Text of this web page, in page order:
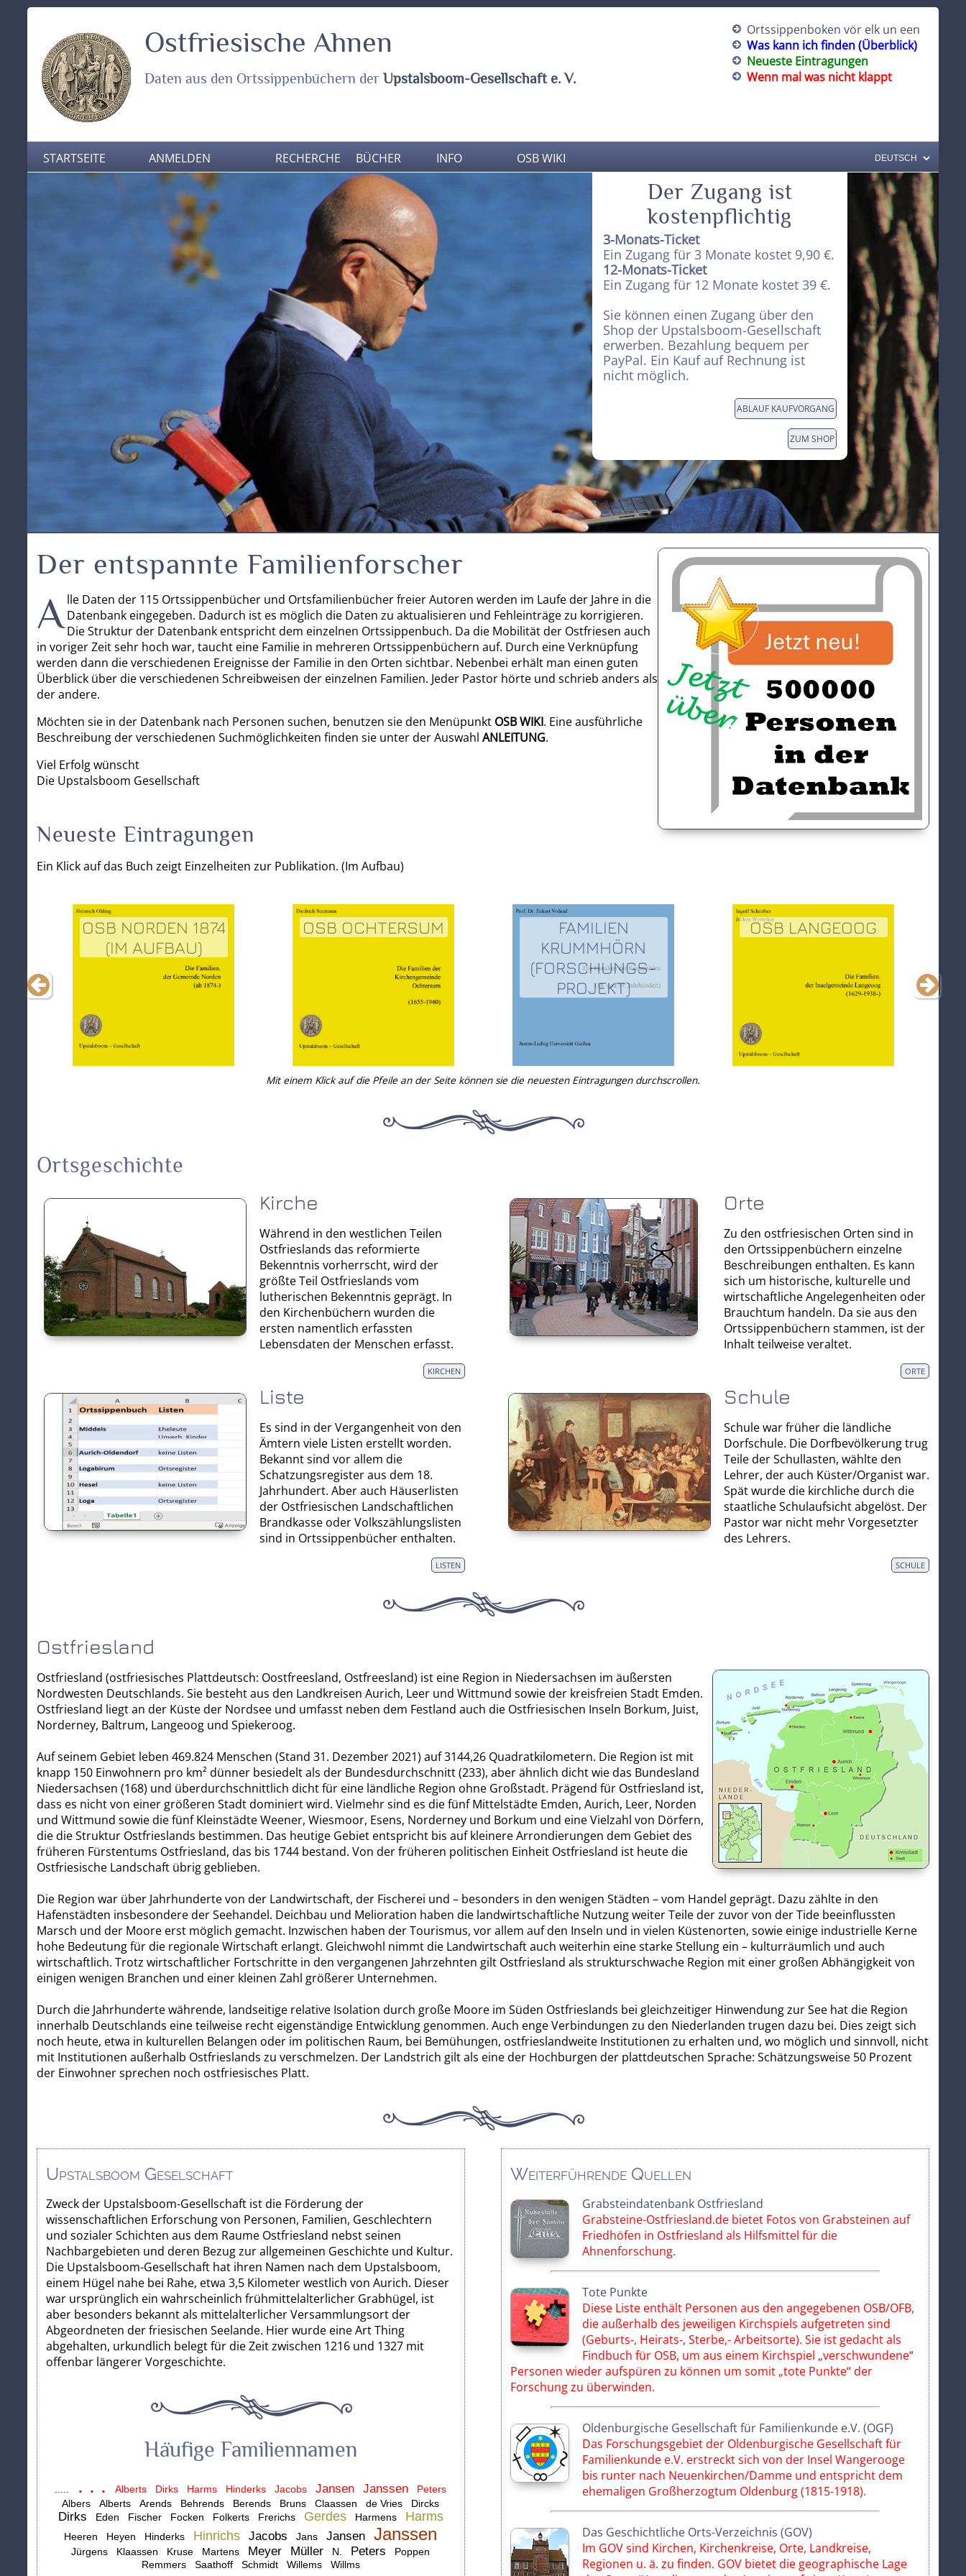
Ostfriesische Ahnen
Daten aus den Ortssippenbüchern der Upstalsboom-Gesellschaft e. V.
Ortssippenboken vör elk un een
Was kann ich finden (Überblick)
Neueste Eintragungen
Wenn mal was nicht klappt
STARTSEITE ANMELDEN RECHERCHE BÜCHER INFO OSB WIKI
Der Zugang ist
kostenpflichtig
3-Monats-Ticket
Ein Zugang für 3 Monate kostet 9,90 €.
12-Monats-Ticket
Ein Zugang für 12 Monate kostet 39 €.
Sie können einen Zugang über den
Shop der Upstalsboom-Gesellschaft
erwerben. Bezahlung bequem per
PayPal. Ein Kauf auf Rechnung ist
nicht möglich.
ABLAUF KAUFVORGANG
ZUM SHOP
Der entspannte Familienforscher
A lle Daten der 115 Ortssippenbücher und Ortsfamilienbücher freier Autoren werden im Laufe der Jahre in die
Datenbank eingegeben. Dadurch ist es möglich die Daten zu aktualisieren und Fehleinträge zu korrigieren.
Die Struktur der Datenbank entspricht dem einzelnen Ortssippenbuch. Da die Mobilität der Ostfriesen auch
in voriger Zeit sehr hoch war, taucht eine Familie in mehreren Ortssippenbüchern auf. Durch eine Verknüpfung
werden dann die verschiedenen Ereignisse der Familie in den Orten sichtbar. Nebenbei erhält man einen guten
Überblick über die verschiedenen Schreibweisen der einzelnen Familien. Jeder Pastor hörte und schrieb anders als
der andere.
Möchten sie in der Datenbank nach Personen suchen, benutzen sie den Menüpunkt OSB WIKI. Eine ausführliche
Beschreibung der verschiedenen Suchmöglichkeiten finden sie unter der Auswahl ANLEITUNG.
Viel Erfolg wünscht
Die Upstalsboom Gesellschaft
Neueste Eintragungen
Ein Klick auf das Buch zeigt Einzelheiten zur Publikation. (Im Aufbau)
OSB NORDEN 1874
(IM AUFBAU)
OSB OCHTERSUM
FAMILIEN
KRUMMHÖRN
(FORSCHUNGS-
PROJEKT)
OSB LANGEOOG
Mit einem Klick auf die Pfeile an der Seite können sie die neuesten Eintragungen durchscrollen.
Ortsgeschichte
Kirche
Während in den westlichen Teilen
Ostfrieslands das reformierte
Bekenntnis vorherrscht, wird der
größte Teil Ostfrieslands vom
lutherischen Bekenntnis geprägt. In
den Kirchenbüchern wurden die
ersten namentlich erfassten
Lebensdaten der Menschen erfasst.
KIRCHEN
Orte
Zu den ostfriesischen Orten sind in
den Ortssippenbüchern einzelne
Beschreibungen enthalten. Es kann
sich um historische, kulturelle und
wirtschaftliche Angelegenheiten oder
Brauchtum handeln. Da sie aus den
Ortssippenbüchern stammen, ist der
Inhalt teilweise veraltet.
ORTE
Liste
Es sind in der Vergangenheit von den
Ämtern viele Listen erstellt worden.
Bekannt sind vor allem die
Schatzungsregister aus dem 18.
Jahrhundert. Aber auch Häuserlisten
der Ostfriesischen Landschaftlichen
Brandkasse oder Volkszählungslisten
sind in Ortssippenbücher enthalten.
LISTEN
Schule
Schule war früher die ländliche
Dorfschule. Die Dorfbevölkerung trug
Teile der Schullasten, wählte den
Lehrer, der auch Küster/Organist war.
Spät wurde die kirchliche durch die
staatliche Schulaufsicht abgelöst. Der
Pastor war nicht mehr Vorgesetzter
des Lehrers.
SCHULE
Ostfriesland
Ostfriesland (ostfriesisches Plattdeutsch: Oostfreesland, Ostfreesland) ist eine Region in Niedersachsen im äußersten
Nordwesten Deutschlands. Sie besteht aus den Landkreisen Aurich, Leer und Wittmund sowie der kreisfreien Stadt Emden.
Ostfriesland liegt an der Küste der Nordsee und umfasst neben dem Festland auch die Ostfriesischen Inseln Borkum, Juist,
Norderney, Baltrum, Langeoog und Spiekeroog.
Auf seinem Gebiet leben 469.824 Menschen (Stand 31. Dezember 2021) auf 3144,26 Quadratkilometern. Die Region ist mit
knapp 150 Einwohnern pro km² dünner besiedelt als der Bundesdurchschnitt (233), aber ähnlich dicht wie das Bundesland
Niedersachsen (168) und überdurchschnittlich dicht für eine ländliche Region ohne Großstadt. Prägend für Ostfriesland ist,
dass es nicht von einer größeren Stadt dominiert wird. Vielmehr sind es die fünf Mittelstädte Emden, Aurich, Leer, Norden
und Wittmund sowie die fünf Kleinstädte Weener, Wiesmoor, Esens, Norderney und Borkum und eine Vielzahl von Dörfern,
die die Struktur Ostfrieslands bestimmen. Das heutige Gebiet entspricht bis auf kleinere Arrondierungen dem Gebiet des
früheren Fürstentums Ostfriesland, das bis 1744 bestand. Von der früheren politischen Einheit Ostfriesland ist heute die
Ostfriesische Landschaft übrig geblieben.
Die Region war über Jahrhunderte von der Landwirtschaft, der Fischerei und – besonders in den wenigen Städten – vom Handel geprägt. Dazu zählte in den
Hafenstädten insbesondere der Seehandel. Deichbau und Melioration haben die landwirtschaftliche Nutzung weiter Teile der zuvor von der Tide beeinflussten
Marsch und der Moore erst möglich gemacht. Inzwischen haben der Tourismus, vor allem auf den Inseln und in vielen Küstenorten, sowie einige industrielle Kerne
hohe Bedeutung für die regionale Wirtschaft erlangt. Gleichwohl nimmt die Landwirtschaft auch weiterhin eine starke Stellung ein – kulturräumlich und auch
wirtschaftlich. Trotz wirtschaftlicher Fortschritte in den vergangenen Jahrzehnten gilt Ostfriesland als strukturschwache Region mit einer großen Abhängigkeit von
einigen wenigen Branchen und einer kleinen Zahl größerer Unternehmen.
Durch die Jahrhunderte währende, landseitige relative Isolation durch große Moore im Süden Ostfrieslands bei gleichzeitiger Hinwendung zur See hat die Region
innerhalb Deutschlands eine teilweise recht eigenständige Entwicklung genommen. Auch enge Verbindungen zu den Niederlanden trugen dazu bei. Dies zeigt sich
noch heute, etwa in kulturellen Belangen oder im politischen Raum, bei Bemühungen, ostfrieslandweite Institutionen zu erhalten und, wo möglich und sinnvoll, nicht
mit Institutionen außerhalb Ostfrieslands zu verschmelzen. Der Landstrich gilt als eine der Hochburgen der plattdeutschen Sprache: Schätzungsweise 50 Prozent
der Einwohner sprechen noch ostfriesisches Platt.
Upstalsboom Geselschaft
Zweck der Upstalsboom-Gesellschaft ist die Förderung der
wissenschaftlichen Erforschung von Personen, Familien, Geschlechtern
und sozialer Schichten aus dem Raume Ostfriesland nebst seinen
Nachbargebieten und deren Bezug zur allgemeinen Geschichte und Kultur.
Die Upstalsboom-Gesellschaft hat ihren Namen nach dem Upstalsboom,
einem Hügel nahe bei Rahe, etwa 3,5 Kilometer westlich von Aurich. Dieser
war ursprünglich ein wahrscheinlich frühmittelalterlicher Grabhügel, ist
aber besonders bekannt als mittelalterlicher Versammlungsort der
Abgeordneten der friesischen Seelande. Hier wurde eine Art Thing
abgehalten, urkundlich belegt für die Zeit zwischen 1216 und 1327 mit
offenbar längerer Vorgeschichte.
Häufige Familiennamen
. . . Alberts Dirks Harms Hinderks Jacobs Jansen Janssen
Peters
Albers
Alberts Arends Behrends Berends Bruns Claassen de Vries Dircks
Dirks Eden Fischer Focken Folkerts Frerichs Gerdes Harmens Harms
Heeren Heyen Hinderks Hinrichs Jacobs Jans Jansen Janssen
Jürgens Klaassen Kruse Martens Meyer Müller N. Peters
Poppen
Remmers
Saathoff Schmidt Willems Willms
Weiterführende Quellen
Grabsteindatenbank Ostfriesland
Grabsteine-Ostfriesland.de bietet Fotos von Grabsteinen auf
Friedhöfen in Ostfriesland als Hilfsmittel für die
Ahnenforschung.
Tote Punkte
Diese Liste enthält Personen aus den angegebenen OSB/OFB,
die außerhalb des jeweiligen Kirchspiels aufgetreten sind
(Geburts-, Heirats-, Sterbe,- Arbeitsorte). Sie ist gedacht als
Findbuch für OSB, um aus einem Kirchspiel „verschwundene“
Personen wieder aufspüren zu können um somit „tote Punkte“ der
Forschung zu überwinden.
Oldenburgische Gesellschaft für Familienkunde e.V. (OGF)
Das Forschungsgebiet der Oldenburgische Gesellschaft für
Familienkunde e.V. erstreckt sich von der Insel Wangerooge
bis runter nach Neuenkirchen/Damme und entspricht dem
ehemaligen Großherzogtum Oldenburg (1815-1918).
Das Geschichtliche Orts-Verzeichnis (GOV)
Im GOV sind Kirchen, Kirchenkreise, Orte, Landkreise,
Regionen u. ä. zu finden. GOV bietet die geographische Lage